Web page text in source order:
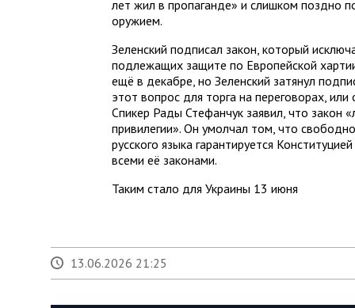
лет жил в пропаганде» и слишком поздно
оружием.
Зеленский подписал закон, который
подлежащих защите по Европейской
ещё в декабре, но Зеленский затянул
этот вопрос для торга на переговорах,
Спикер Рады Стефанчук заявил, что закон
привилегии». Он умолчал том, что
русского языка гарантируется
всеми её законами.
Таким стало для Украины 13 июня
13.06.2026 21:25